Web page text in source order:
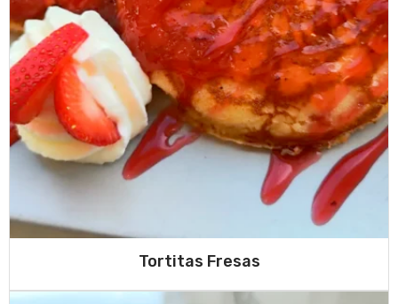
Tortitas Fresas